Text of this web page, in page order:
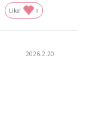
Like! 0
2026.2.20